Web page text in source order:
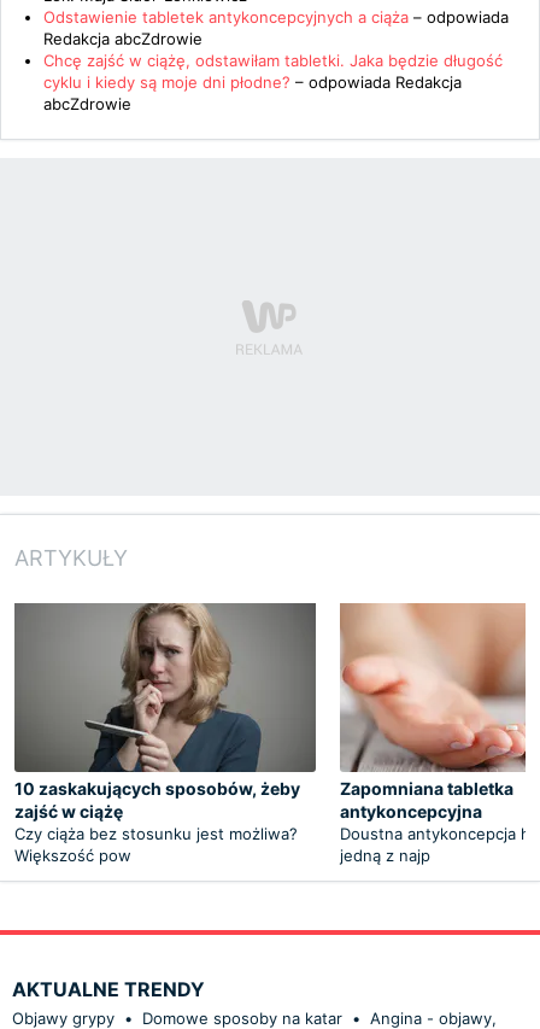
Odstawienie tabletek antykoncepcyjnych a ciąża – odpowiada
Redakcja abcZdrowie
Chcę zajść w ciążę, odstawiłam tabletki. Jaka będzie długość
cyklu i kiedy są moje dni płodne? – odpowiada Redakcja
abcZdrowie
ARTYKUŁY
10 zaskakujących sposobów, żeby
zajść w ciążę
Czy ciąża bez stosunku jest możliwa?
Większość pow
Zapomniana tabletka
antykoncepcyjna
Doustna antykoncepcja
jedną z najp
AKTUALNE TRENDY
Objawy grypy • Domowe sposoby na katar • Angina - objawy,